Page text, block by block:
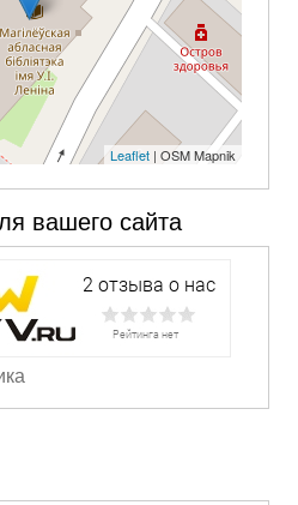
Leaflet| OSM Mapnik
вашего сайта